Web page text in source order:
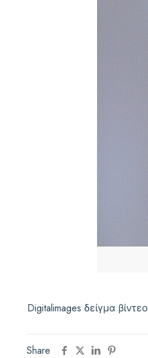
Digitalimages δείγμα βίντεο
Share